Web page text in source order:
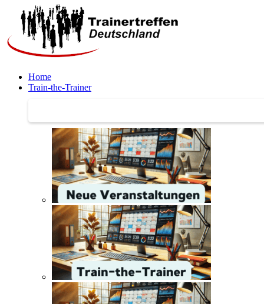
Home
Train-the-Trainer